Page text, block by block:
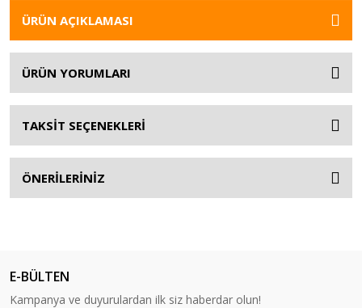
ÜRÜN AÇIKLAMASI
ÜRÜN YORUMLARI
TAKSİT SEÇENEKLERİ
ÖNERİLERİNİZ
E-BÜLTEN
Kampanya ve duyurulardan ilk siz haberdar olun!